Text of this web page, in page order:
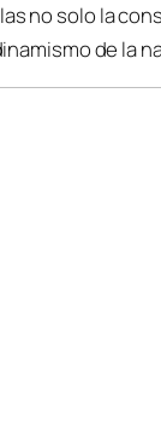
no solo la
de la